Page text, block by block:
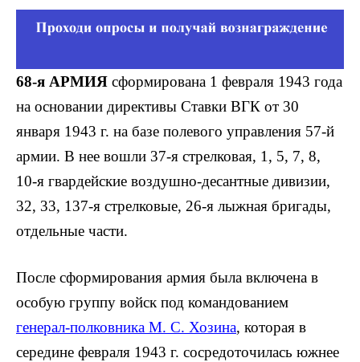
68-я АРМИЯ сформирована 1 февра­ля 1943 года
на основании директивы Став­ки ВГК от 30
января 1943 г. на базе поле­вого управления 57-й
армии. В нее вош­ли 37-я стрелковая, 1, 5, 7, 8,
10-я гвар­дейские воздушно-десантные дивизии,
32, 33, 137-я стрелковые, 26-я лыжная бригады,
отдельные части.
После сформирования армия была включена в
особую группу войск под командованием
генерал-полковника М. С. Хозина, которая в
середине февра­ля 1943 г. сосредоточилась южнее